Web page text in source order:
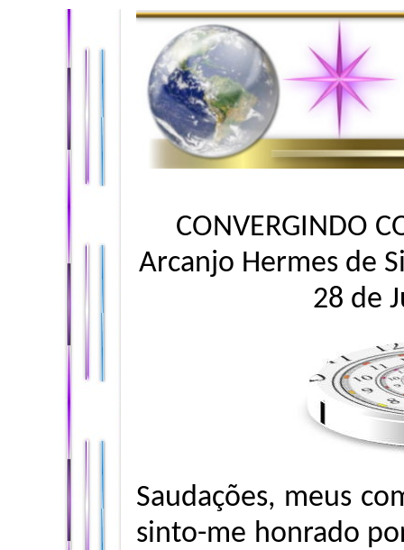
CONVERGINDO
Arcanjo Hermes de
28 de
Saudações, meus
sinto-me honrado